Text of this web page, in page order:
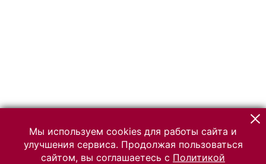
Мы используем cookies для работы сайта и
улучшения сервиса. Продолжая пользоваться
сайтом, вы соглашаетесь с Политикой